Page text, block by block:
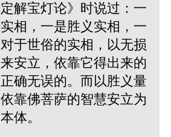
解宝灯论》时说过：一
相，一是胜义实相，一
于世俗的实相，以无损
安立，依靠它得出来的
确无误的。而以胜义量
靠佛菩萨的智慧安立为
体。